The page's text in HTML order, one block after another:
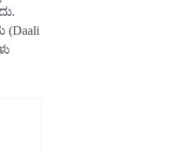
(Daali